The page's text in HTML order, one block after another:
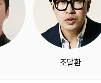
조달환